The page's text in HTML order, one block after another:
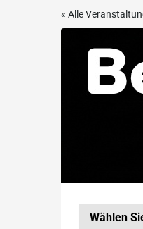
« Alle
der
Wählen